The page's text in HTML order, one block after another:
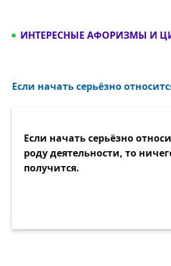
ИНТЕРЕСНЫЕ АФОРИЗМЫ И
Если начать серьёзно
Если начать серьёзно
роду деятельности, то
получится.